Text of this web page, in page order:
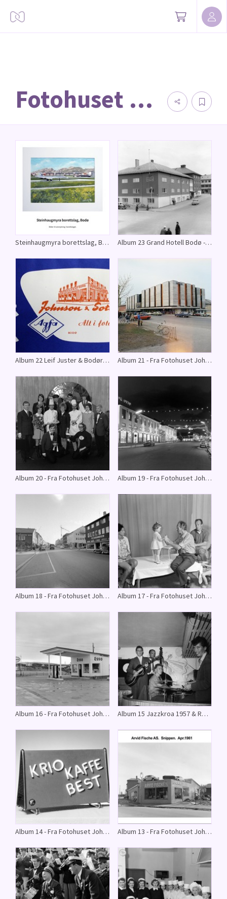
Fotohuset Johnson
Steinhaugmyra borettslag, Bodø - Bilder til utsmykning i borettslaget. Album 23 Grand Hotell Bodø - Fra Fotohuset Johnsons arkiv
Album 22 Leif Juster & Bodørussen 1959 - Fra Fotohuset Johnsons arkiv Album 21 - Fra Fotohuset Johnsons arkiv.
Album 20 - Fra Fotohuset Johnsosn arkiv. Album 19 - Fra Fotohuset Johnsons arkiv.
Album 18 - Fra Fotohuset Johnsons arkiv. Album 17 - Fra Fotohuset Johnsons arkiv.
Album 16 - Fra Fotohuset Johnsons arkiv. Album 15 Jazzkroa 1957 & Rødruss 1961 - Fra Fotohuset Johnsons arkiv.
Album 14 - Fra Fotohuset Johnsons arkiv. Album 13 - Fra Fotohuset Johnsons arkiv.